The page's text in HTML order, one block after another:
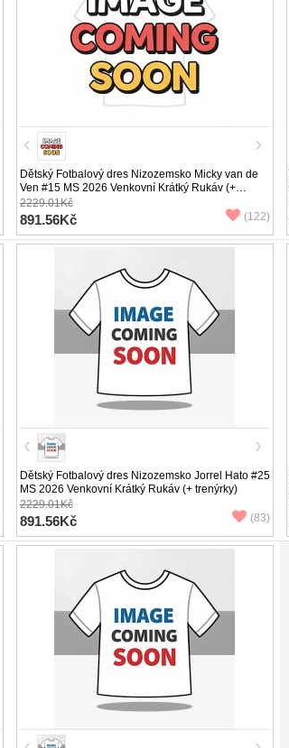
Dětský Fotbalový dres Nizozemsko Micky van de
Ven #15 MS 2026 Venkovní Krátký Rukáv (+
trenýrky)
2229.01Kč
891.56Kč (122)
Dětský Fotbalový dres Nizozemsko Jorrel Hato #25
MS 2026 Venkovní Krátký Rukáv (+ trenýrky)
2229.01Kč
891.56Kč (83)